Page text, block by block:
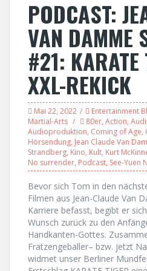
PODCAST:
VAN DAMME
#21:
XXL-REKICK
Mai 22, 2022 Entertainment
Martial-Arts
80er, Action,
Audioproduktion, Coming of Age,
Hörsendung, Jean Claude Van
Strandberg, Kino, Kult, Kurt
No surrender, Podcast, See-Yuen
Bevor sich Tom in den
Filmen aus Jean-Claude Van
Karriere befasst, begibt er
Wunsch zurück zu den
Handkanten-Gottes.
Fratzengeballer– bzw. jetzt
widmet unser Berliner